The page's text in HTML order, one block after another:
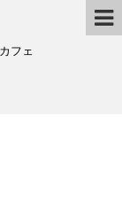
フェ